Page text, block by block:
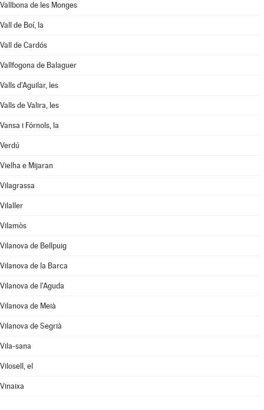
Vallbona de les Monges
Vall de Boí, la
Vall de Cardós
Vallfogona de Balaguer
Valls d'Aguilar, les
Valls de Valira, les
Vansa i Fórnols, la
Verdú
Vielha e Mijaran
Vilagrassa
Vilaller
Vilamòs
Vilanova de Bellpuig
Vilanova de la Barca
Vilanova de l'Aguda
Vilanova de Meià
Vilanova de Segrià
Vila-sana
Vilosell, el
Vinaixa